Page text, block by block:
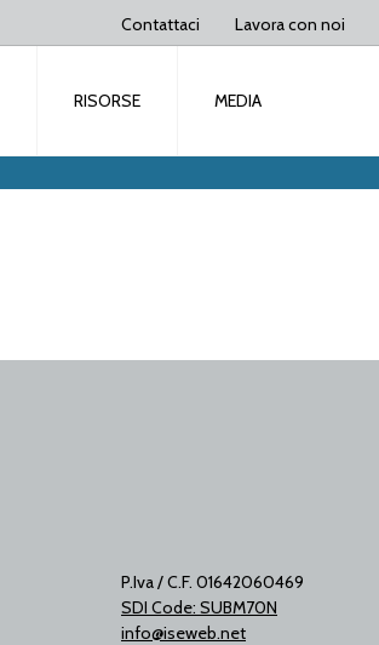
Contattaci Lavora con noi
RISORSE MEDIA
P.Iva / C.F. 01642060469
SDI Code: SUBM70N
info@iseweb.net